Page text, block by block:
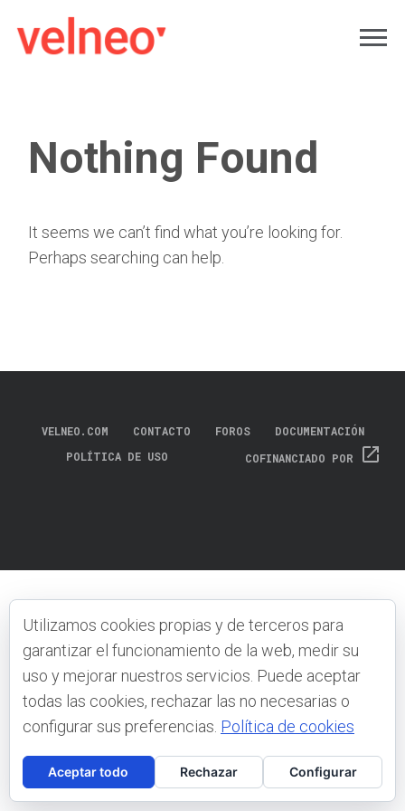
Nothing Found
It seems we can’t find what you’re looking for.
Perhaps searching can help.
VELNEO.COM CONTACTO FOROS
DOCUMENTACIÓN
POLÍTICA DE USO
COFINANCIADO POR open_in_new
Utilizamos cookies propias y de terceros para
garantizar el funcionamiento de la web, medir su
uso y mejorar nuestros servicios. Puede aceptar
todas las cookies, rechazar las no necesarias o
configurar sus preferencias. Política de cookies
Aceptar todo Rechazar Configurar